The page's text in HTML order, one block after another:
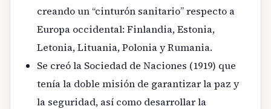
creando un “cinturón sanitario” respecto a
Europa occidental: Finlandia, Estonia,
Letonia, Lituania, Polonia y Rumania.
Se creó la Sociedad de Naciones (1919) que
tenía la doble misión de garantizar la paz y
la seguridad, así como desarrollar la